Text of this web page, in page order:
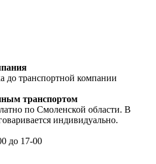
до транспортной компании
транспортом
по Смоленской области. В
индивидуально.
до 17-00